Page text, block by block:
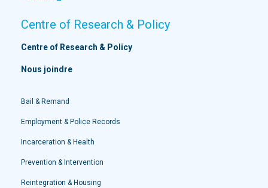
Centre of Research & Policy
Centre of Research & Policy
Nous joindre
Bail & Remand
Employment & Police Records
Incarceration & Health
Prevention & Intervention
Reintegration & Housing